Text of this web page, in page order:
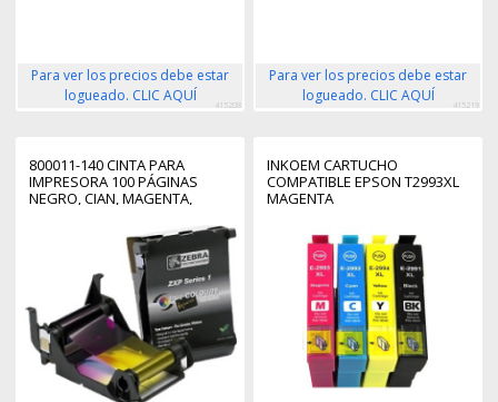
Para ver los precios debe estar
logueado. CLIC AQUÍ
415208
Para ver los precios debe estar
logueado. CLIC AQUÍ
415219
800011-140 CINTA PARA
IMPRESORA 100 PÁGINAS
NEGRO, CIAN, MAGENTA,
INKOEM CARTUCHO
COMPATIBLE EPSON T2993XL
MAGENTA